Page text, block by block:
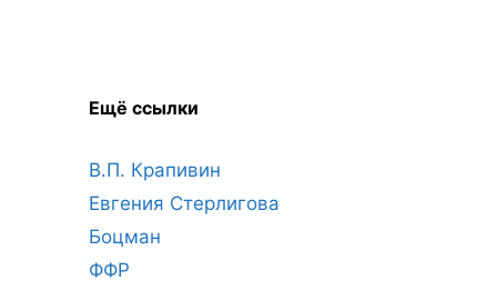
Ещё ссылки
В.П. Крапивин
Евгения Стерлигова
Боцман
ФФР